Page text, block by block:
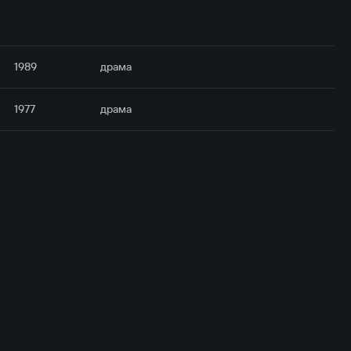
1989 драма
1977 драма